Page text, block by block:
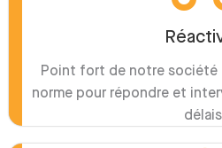
Point fort de notre société
norme pour répondre et